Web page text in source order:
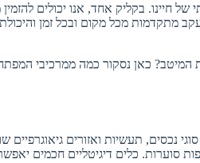
בקליק אחד, אנו יכולים להזמין
מתקדמות מכל מקום ובכל זמן
המיטב? כאן נסקור כמה ממרכיבי
תעשיות ואזורים גיאוגרפיים
כלים דיגיטליים חכמים